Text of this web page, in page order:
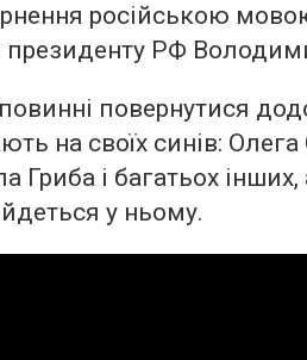
російською
президенту РФ
повернутися
на своїх синів:
Гриба і багатьох
у ньому.